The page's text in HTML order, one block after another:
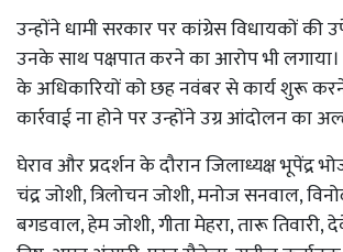
उन्हाेंने धामी सरकार पर कांग्रेस विधायकों की
उनके साथ पक्षपात करने का आरोप भी
के अधिकारियों को छह नवंबर से कार्य शुरू
कार्रवाई ना होने पर उन्होंने उग्र आंदोलन का
घेराव और प्रदर्शन के दौरान जिलाध्यक्ष भूपेंद्र
चंद्र जोशी, त्रिलोचन जोशी, मनोज सनवाल,
बगडवाल, हेम जोशी, गीता मेहरा, तारू तिवारी,